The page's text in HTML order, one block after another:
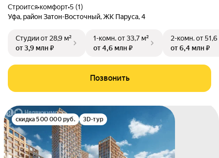
Строится•комфорт•5 (1)
Уфа, район Затон-Восточный,ЖК Паруса,4
Студииот 28,9 м²
от 3,9 млн ₽
1-комн.от 33,7 м²
от 4,6 млн ₽
2-комн.от
от 6,4 млн ₽
Позвонить
скидка 500 000 руб. 3D-тур